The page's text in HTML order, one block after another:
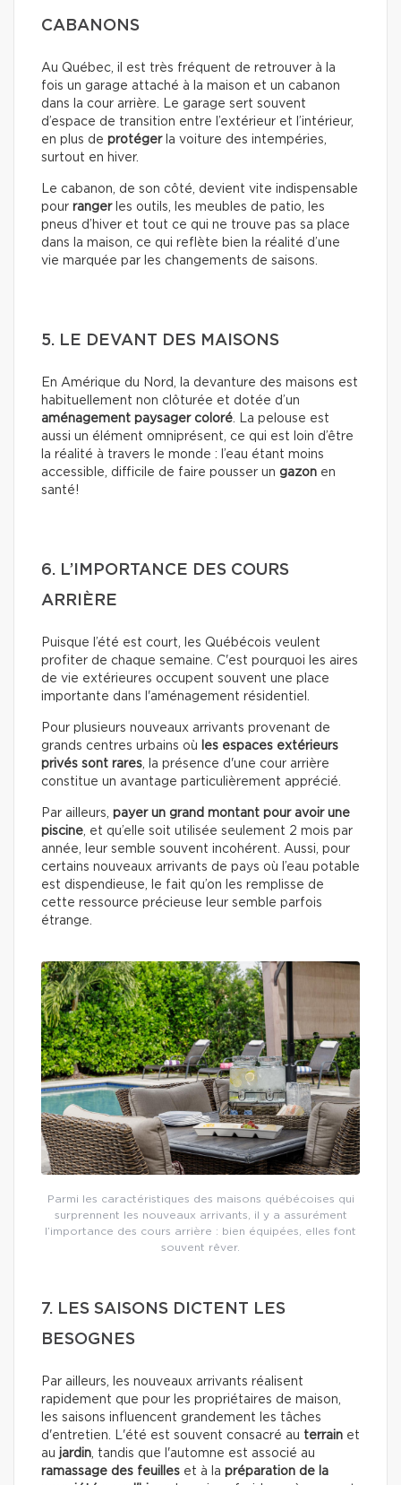
CABANONS
Au Québec, il est très fréquent de retrouver à la
fois un garage attaché à la maison et un cabanon
dans la cour arrière. Le garage sert souvent
d’espace de transition entre l’extérieur et l’intérieur,
en plus de protégerla voiture des intempéries,
surtout en hiver.
Le cabanon, de son côté, devient vite indispensable
pour rangerles outils, les meubles de patio, les
pneus d’hiver et tout ce qui ne trouve pas sa place
dans la maison, ce qui reflète bien la réalité d’une
vie marquée par les changements de saisons.
5. LE DEVANT DES MAISONS
En Amérique du Nord, la devanture des maisons est
habituellement non clôturée et dotée d’un
aménagement paysager coloré. La pelouse est
aussi un élément omniprésent, ce qui est loin d’être
la réalité à travers le monde : l’eau étant moins
accessible, difficile de faire pousser un gazon en
santé!
6. L’IMPORTANCE DES COURS
ARRIÈRE
Puisque l’été est court, les Québécois veulent
profiter de chaque semaine. C'est pourquoi les aires
de vie extérieures occupent souvent une place
importante dans l'aménagement résidentiel.
Pour plusieurs nouveaux arrivants provenant de
grands centres urbains où
les espaces extérieurs
privés sont rares, la présence d'une cour arrière
constitue un avantage particulièrement apprécié.
Par ailleurs, payer un grand montant pour avoir une
piscine, et qu’elle soit utilisée seulement 2 mois par
année, leur semble souvent incohérent. Aussi, pour
certains nouveaux arrivants de pays où l’eau potable
est dispendieuse, le fait qu’on les remplisse de
cette ressource précieuse leur semble parfois
étrange.
Parmi les caractéristiques des maisons québécoises qui
surprennent les nouveaux arrivants, il y a assurément
l’importance des cours arrière : bien équipées, elles font
souvent rêver.
7. LES SAISONS DICTENT LES
BESOGNES
Par ailleurs, les nouveaux arrivants réalisent
rapidement que pour les propriétaires de maison,
les saisons influencent grandement les tâches
d'entretien. L'été est souvent consacré au terrain et
au jardin, tandis que l'automne est associé au
ramassage des feuilles et à la préparation de la